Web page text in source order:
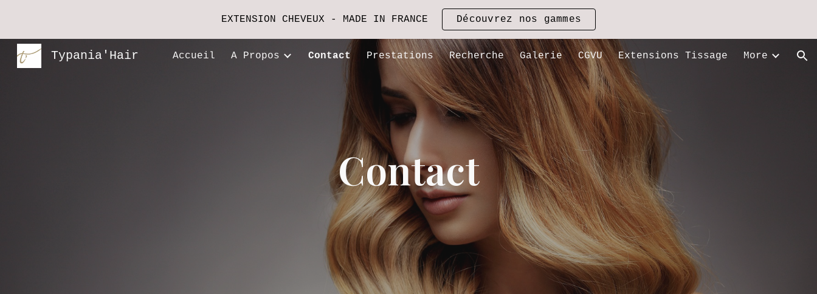
Skip to main content Skip to navigation
EXTENSION CHEVEUX - MADE IN FRANCE Découvrez nos gammes
Typania'Hair Accueil A Propos Contact Prestations Recherche Galerie CGVU Extensions Tissage More
Contact